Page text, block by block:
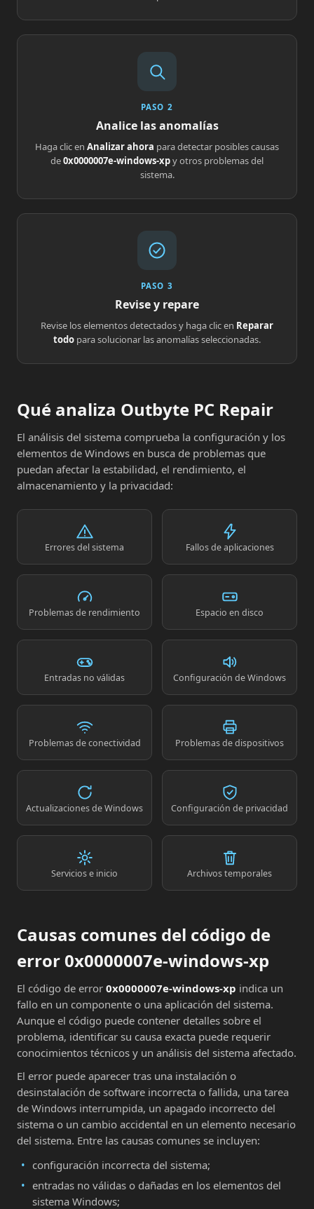
PASO 2
Analice las anomalías
Haga clic en Analizar ahora para detectar posibles causas
de0x0000007e-windows-xpy otros problemas del
sistema.
PASO 3
Revise y repare
Revise los elementos detectados y haga clic en Reparar
todo para solucionar las anomalías seleccionadas.
Qué analiza Outbyte PC Repair
El análisis del sistema comprueba la configuración y los
elementos de Windows en busca de problemas que
puedan afectar la estabilidad, el rendimiento, el
almacenamiento y la privacidad:
Errores del sistema Fallos de aplicaciones
Problemas de rendimiento Espacio en disco
Entradas no válidas Configuración de Windows
Problemas de conectividad Problemas de dispositivos
Actualizaciones de Windows Configuración de privacidad
Servicios e inicio Archivos temporales
Causas comunes del código de
error 0x0000007e-windows-xp
El código de error 0x0000007e-windows-xp indica un
fallo en un componente o una aplicación del sistema.
Aunque el código puede contener detalles sobre el
problema, identificar su causa exacta puede requerir
conocimientos técnicos y un análisis del sistema afectado.
El error puede aparecer tras una instalación o
desinstalación de software incorrecta o fallida, una tarea
de Windows interrumpida, un apagado incorrecto del
sistema o un cambio accidental en un elemento necesario
del sistema. Entre las causas comunes se incluyen:
configuración incorrecta del sistema;
entradas no válidas o dañadas en los elementos del
sistema Windows;